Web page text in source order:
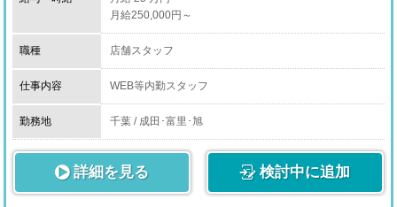
上記をはじめとする、店舗運営業務全般となります。
［ドライバー］
コンパニオンさんを、
お客様ご指定の場所に送迎するお仕事です。
※業務委託契約となります。
※お客様と接することはありません。
れば、土地勘が無くても問題はありません。
月給250,000円～
職種 店舗スタッフ
仕事内容
WEB等内勤スタッフ
ドライバー
店長・幹部候補 等
店舗運営に関わる簡単な仕事から覚えて頂きます。
貴方の為のポストが空いております！
勤務地 千葉 / 成田･富里･旭
詳細を見る 検討中に追加